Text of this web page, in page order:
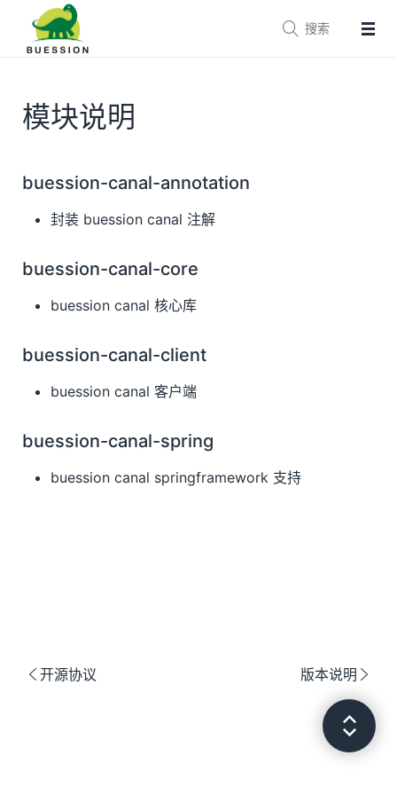

主页
文档
技术支持
Buession Framework
Buession Canal
Buession Cas

模块说明
buession-canal-annotation
封装 buession canal 注解
buession-canal-core
buession canal 核心库
buession-canal-client
buession canal 客户端
buession-canal-spring
buession canal springframework 支持
 开源协议 版本说明 